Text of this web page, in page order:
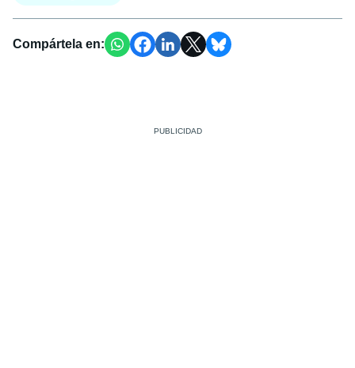
Compártela en: